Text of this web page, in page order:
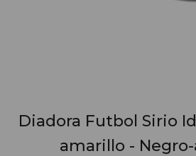
Diadora Futbol Sirio
amarillo -